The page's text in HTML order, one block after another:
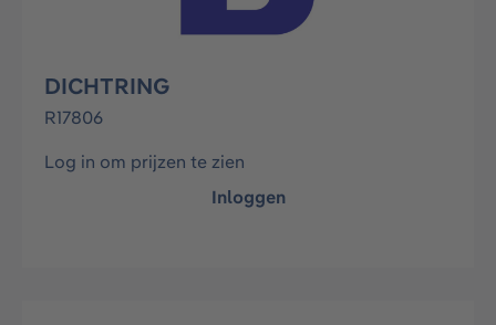
DICHTRING
R17806
Log in om prijzen te zien
Inloggen